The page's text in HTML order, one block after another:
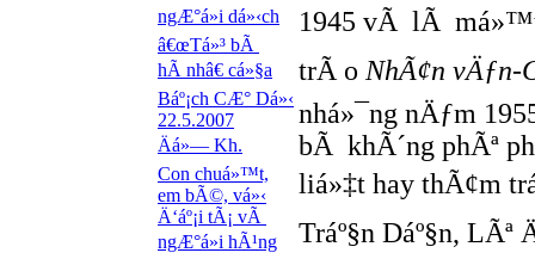
ngÆ°á»i dá»‹ch
â€œTá»³ bÃ
hÃ nhâ€ cá»§a
Báº¡ch CÆ° Dá»‹
22.5.2007
Äá»— Kh.
Con chuá»™t,
em bÃ©, vá»‹
Ä‘áº¡i tÃ¡ vÃ
ngÆ°á»i hÃ¹ng
1945 vÃ lÃ má»™t
trÃ o NhÃ¢n vÄƒn-
nhá»¯ng nÄƒm
bÃ khÃ´ng phÃª
liá»‡t hay thÃ¢m
Tráº§n Dáº§n, LÃª